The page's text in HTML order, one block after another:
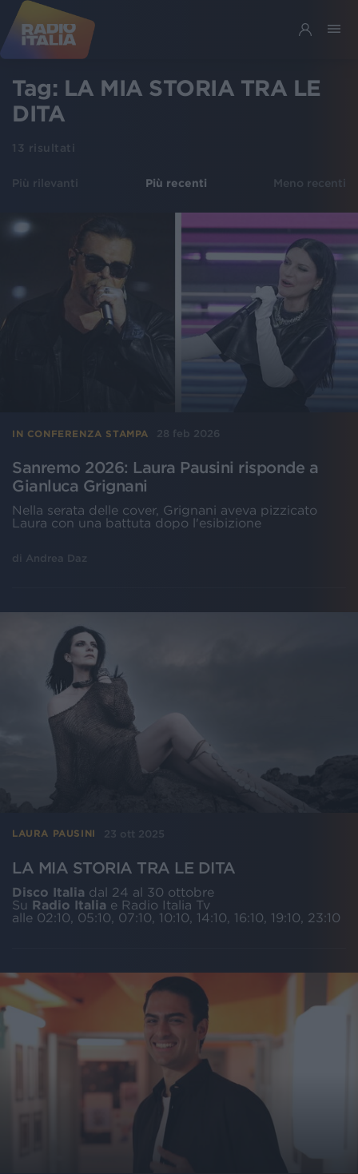
Tag: LA MIA STORIA TRA LE
DITA
13 risultati
Più rilevanti Più recenti Meno recenti
IN CONFERENZA STAMPA 28 feb 2026
Sanremo 2026: Laura Pausini risponde a
Gianluca Grignani
Nella serata delle cover, Grignani aveva pizzicato
Laura con una battuta dopo l'esibizione
di Andrea Daz
LAURA PAUSINI 23 ott 2025
LA MIA STORIA TRA LE DITA
Disco Italia dal 24 al 30 ottobre
Su Radio Italia e Radio Italia Tv
alle 02:10, 05:10, 07:10, 10:10, 14:10, 16:10, 19:10, 23:10